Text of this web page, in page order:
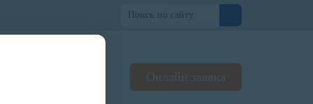
Онлайн заявка